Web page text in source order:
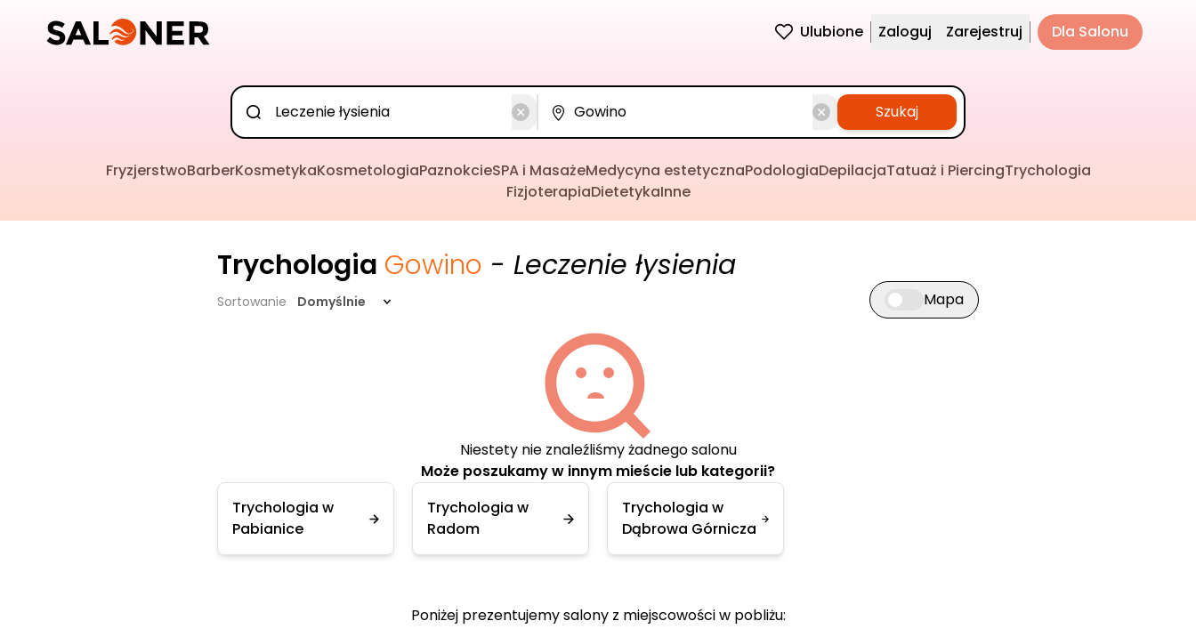
Ulubione Zaloguj Zarejestruj Dla Salonu
Szukaj
FryzjerstwoBarberKosmetykaKosmetologiaPaznokcieSPA i MasażeMedycyna estetycznaPodologiaDepilacjaTatuaż i PiercingTrychologia
FizjoterapiaDietetykaInne
Trychologia Gowino - Leczenie łysienia
Sortowanie Domyślnie Przełącz widok mapy
Mapa
Niestety nie znaleźliśmy żadnego salonu
Może poszukamy w innym mieście lub kategorii?
Trychologia w
Pabianice
Trychologia w
Radom
Trychologia w
Dąbrowa Górnicza
Poniżej prezentujemy salony z miejscowości w pobliżu: